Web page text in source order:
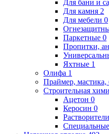
Для бани и
Для камня 2
Для мебели 0
Паркетные 0
Пропитки,
Яхтные 1
Олифа 1
Праймер, мастика,
Строительная
Ацетон 0
Керосин 0
Растворители
Специальные